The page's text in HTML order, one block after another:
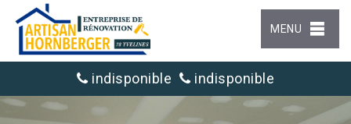
MENU
indisponible indisponible